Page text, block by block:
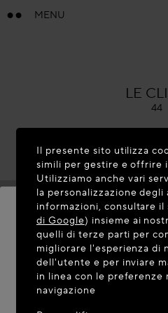
MENU
BENVENUTO SU
Sembra che vi troviate nel
States. Desiderate
ALAÏA
LE
44
Il presente sito utilizza
simili per gestire e offrire
Utilizziamo anche vari
la personalizzazione
informazioni, consultare il
di Google) insieme ai
quelli di terze parti per
migliorare l'esperienza di
dell'utente e per inviare
in linea con le preferenze
navigazione